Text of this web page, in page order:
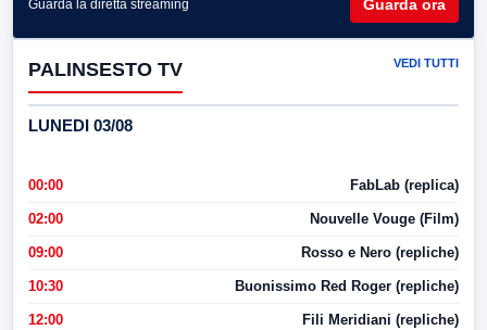
Guarda la diretta streaming Guarda ora
PALINSESTO TV VEDI TUTTI
LUNEDI 03/08
00:00 FabLab (replica)
02:00 Nouvelle Vouge (Film)
09:00 Rosso e Nero (repliche)
10:30 Buonissimo Red Roger (repliche)
12:00 Fili Meridiani (repliche)